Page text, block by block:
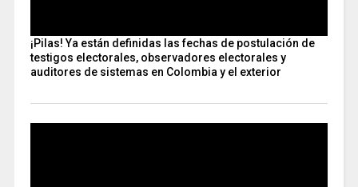
¡Pilas! Ya están definidas las fechas de postulación de
testigos electorales, observadores electorales y
auditores de sistemas en Colombia y el exterior